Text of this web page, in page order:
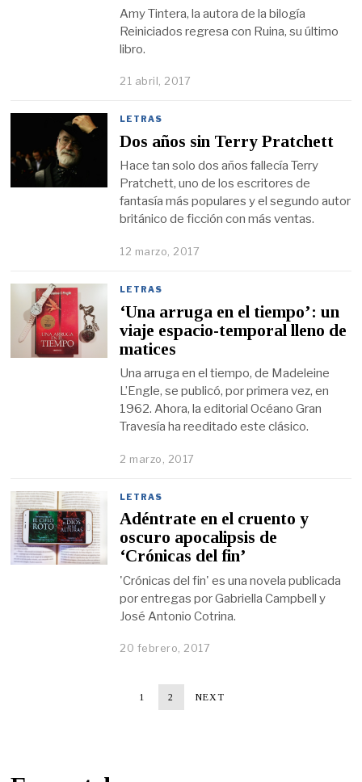
Amy Tintera, la autora de la bilogía
Reiniciados regresa con Ruina, su último
libro.
21 abril, 2017
LETRAS
Dos años sin Terry Pratchett
Hace tan solo dos años fallecía Terry
Pratchett, uno de los escritores de
fantasía más populares y el segundo autor
británico de ficción con más ventas.
12 marzo, 2017
LETRAS
‘Una arruga en el tiempo’: un
viaje espacio-temporal lleno de
matices
Una arruga en el tiempo, de Madeleine
L’Engle, se publicó, por primera vez, en
1962. Ahora, la editorial Océano Gran
Travesía ha reeditado este clásico.
2 marzo, 2017
LETRAS
Adéntrate en el cruento y
oscuro apocalipsis de
‘Crónicas del fin’
'Crónicas del fin' es una novela publicada
por entregas por Gabriella Campbell y
José Antonio Cotrina.
20 febrero, 2017
1 2 NEXT